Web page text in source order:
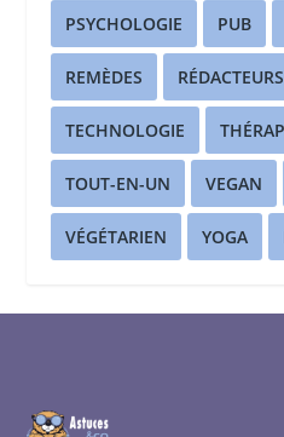
PSYCHOLOGIE PUB
REMÈDES RÉDACTEURS
TECHNOLOGIE
TOUT-EN-UN VEGAN
VÉGÉTARIEN YOGA